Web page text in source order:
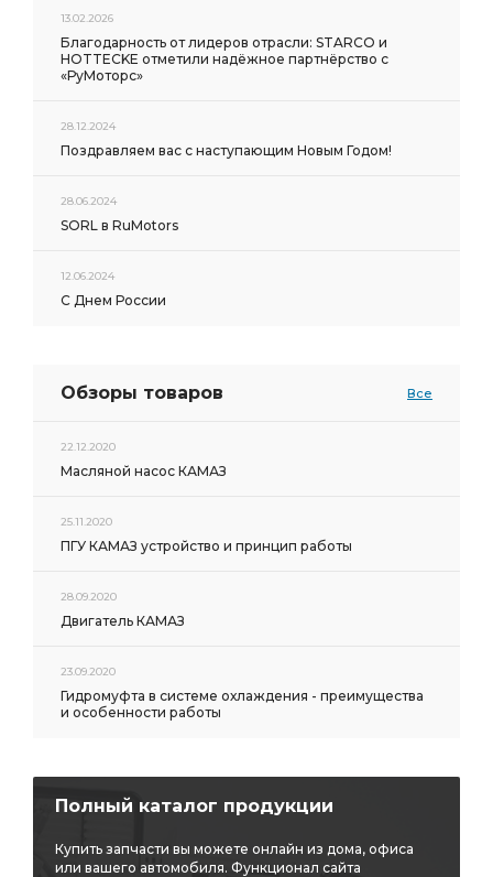
13.02.2026
Благодарность от лидеров отрасли: STARCO и
HOTTECKE отметили надёжное партнёрство с
«РуМоторс»
28.12.2024
Поздравляем вас с наступающим Новым Годом!
28.06.2024
SORL в RuMotors
12.06.2024
С Днем России
Обзоры товаров Все
22.12.2020
Масляной насос КАМАЗ
25.11.2020
ПГУ КАМАЗ устройство и принцип работы
28.09.2020
Двигатель КАМАЗ
23.09.2020
Гидромуфта в системе охлаждения - преимущества
и особенности работы
Полный каталог продукции
Купить запчасти вы можете онлайн из дома, офиса
или вашего автомобиля. Функционал сайта